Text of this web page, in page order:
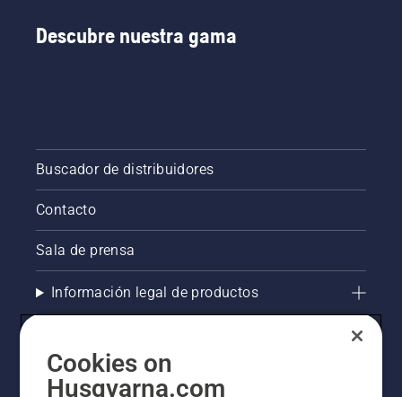
Descubre nuestra gama
Buscador de distribuidores
Contacto
Sala de prensa
Información legal de productos
Compliance
Cookies on
Husqvarna.com